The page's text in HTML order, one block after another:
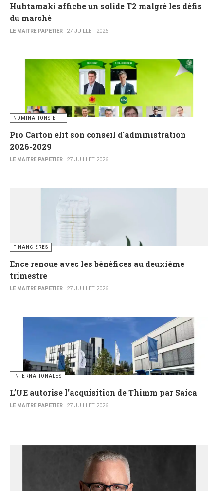
Huhtamaki affiche un solide T2 malgré les défis
du marché
LE MAITRE PAPETIER 27 JUILLET 2026
NOMINATIONS ET +
Pro Carton élit son conseil d'administration
2026-2029
LE MAITRE PAPETIER 27 JUILLET 2026
FINANCIÈRES
Ence renoue avec les bénéfices au deuxième
trimestre
LE MAITRE PAPETIER 27 JUILLET 2026
INTERNATIONALES
L’UE autorise l’acquisition de Thimm par Saica
LE MAITRE PAPETIER 27 JUILLET 2026